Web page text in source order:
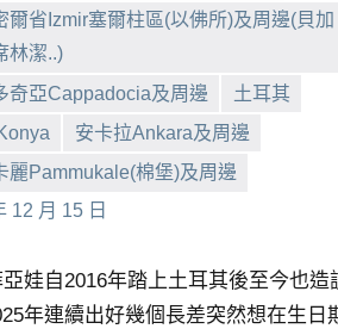
爾省Izmir塞爾柱區(以佛所)及周邊(貝加
林潔..)
奇亞Cappadocia及周邊
土耳其
安卡拉Ankara及周邊
麗Pammukale(棉堡)及周邊
12 月 15 日
娃自2016年踏上土耳其後至今也造
年連續出好幾個長差突然想在生日